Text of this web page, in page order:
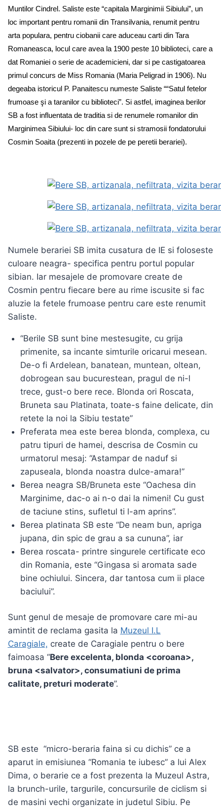
Muntilor Cindrel. Saliste este “capitala Marginimii Sibiului”, un
loc important pentru romanii din Transilvania, renumit pentru
arta populara, pentru ciobanii care aduceau carti din Tara
Romaneasca, locul care avea la 1900 peste 10 biblioteci, care a
dat Romaniei o serie de academicieni, dar si pe castigatoarea
primul concurs de Miss Romania (Maria Peligrad in 1906). Nu
degeaba istoricul P. Panaitescu numeste Saliste ““Satul fetelor
frumoase şi a taranilor cu biblioteci”. Si astfel, imaginea berilor
SB a fost influentata de traditia si de renumele romanilor din
Marginimea Sibiului- loc din care sunt si stramosii fondatorului
Cosmin Soaita (prezenti in pozele de pe peretii berariei).
Numele berariei SB imita cusatura de IE si foloseste
culoare neagra- specifica pentru portul popular
sibian. Iar mesajele de promovare create de
Cosmin pentru fiecare bere au rime iscusite si fac
aluzie la fetele frumoase pentru care este renumit
Saliste.
“Berile SB sunt bine mestesugite, cu grija
primenite, sa incante simturile oricarui mesean.
De-o fi Ardelean, banatean, muntean, oltean,
dobrogean sau bucurestean, pragul de ni-l
trece, gust-o bere rece. Blonda ori Roscata,
Bruneta sau Platinata, toate-s faine delicate, din
retete la noi la Sibiu testate”
Preferata mea este berea blonda, complexa, cu
patru tipuri de hamei, descrisa de Cosmin cu
urmatorul mesaj: “Astampar de naduf si
zapuseala, blonda noastra dulce-amara!”
Berea neagra SB/Bruneta este “Oachesa din
Marginime, dac-o ai n-o dai la nimeni! Cu gust
de taciune stins, sufletul ti l-am aprins”.
Berea platinata SB este “De neam bun, apriga
jupana, din spic de grau a sa cununa”, iar
Berea roscata- printre singurele certificate eco
din Romania, este “Gingasa si aromata sade
bine ochiului. Sincera, dar tantosa cum ii place
baciului”.
Sunt genul de mesaje de promovare care mi-au
amintit de reclama gasita la Muzeul I.L
Caragiale, create de Caragiale pentru o bere
faimoasa “Bere excelenta, blonda <coroana>,
bruna <salvator>, consumatiuni de prima
calitate, preturi moderate”.
SB este “micro-beraria faina si cu dichis” ce a
aparut in emisiunea “Romania te iubesc” a lui Alex
Dima, o berarie ce a fost prezenta la Muzeul Astra,
la brunch-urile, targurile, concursurile de ciclism si
de masini vechi organizate in judetul Sibiu. Pe